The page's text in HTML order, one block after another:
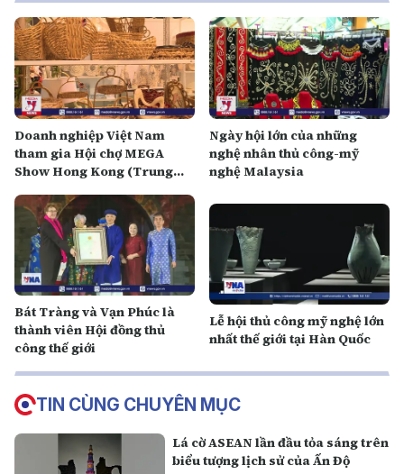
Doanh nghiệp Việt Nam
tham gia Hội chợ MEGA
Show Hong Kong (Trung
Ngày hội lớn của những
nghệ nhân thủ công-mỹ
nghệ Malaysia
Bát Tràng và Vạn Phúc là
thành viên Hội đồng thủ
công thế giới
Lễ hội thủ công mỹ nghệ lớn
nhất thế giới tại Hàn Quốc
TIN CÙNG CHUYÊN MỤC
Lá cờ ASEAN lần đầu tỏa sáng trên
biểu tượng lịch sử của Ấn Độ